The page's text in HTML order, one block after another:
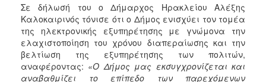
Σε δήλωσή του ο Δήμαρχος Ηρακλείου Αλέξης
Καλοκαιρινός τόνισε ότι ο Δήμος ενισχύει τον τομέα
της ηλεκτρονικής εξυπηρέτησης με γνώμονα την
ελαχιστοποίηση του χρόνου διαπεραίωσης και την
βελτίωση της εξυπηρέτησης των πολιτών,
αναφέροντας: «Ο Δήμος μας εκσυγχρονίζεται και
αναβαθμίζει το επίπεδο των παρεχόμενων